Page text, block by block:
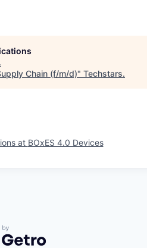
.
Chain (f/m/d)" Techstars.
at BOxES 4.0 Devices
by Getro.com